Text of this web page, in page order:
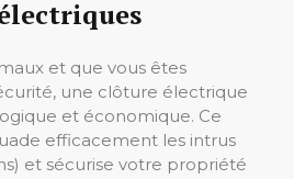
et que vous êtes
une clôture électrique
et économique. Ce
efficacement les intrus
et sécurise votre propriété